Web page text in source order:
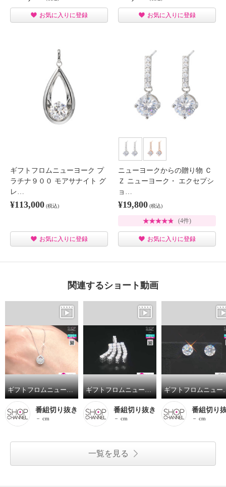
お気に入りに登録 お気に入りに登録
ギフトフロムニューヨーク プ
ラチナ９００ モアサナイト グ
レ…
¥113,000 (税込)
お気に入りに登録
ニューヨークからの贈り物 Ｃ
Ｚ ニューヨーク・ エクセプシ
ョ…
¥19,800 (税込)
(4件)
お気に入りに登録
関連するショート動画
ギフトフロムニューヨーク プラチナ９００ モアサナイト ペンダントトップ “幸福の雫”
番組切り抜き
－ cm
ギフトフロムニューヨーク プラチナ９００ モアサナイト ドレープデザイン ペンダントトップ
番組切り抜き
－ cm
ギフトフロムニューヨーク プ
番組切り
－ cm
一覧を見る